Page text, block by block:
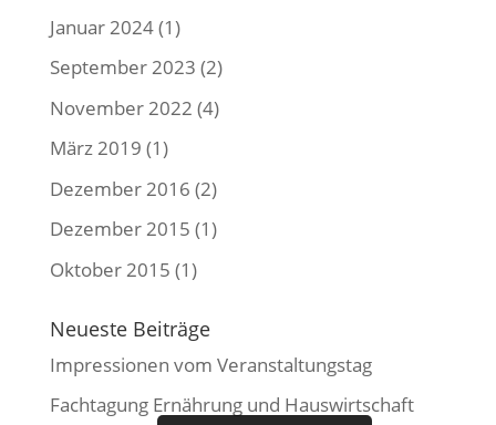
Januar 2024(1)
September 2023 (2)
November 2022 (4)
März 2019 (1)
Dezember 2016 (2)
Dezember 2015 (1)
Oktober 2015 (1)
Neueste Beiträge
Impressionen vom Veranstaltungstag
Fachtagung Ernährung und Hauswirtschaft